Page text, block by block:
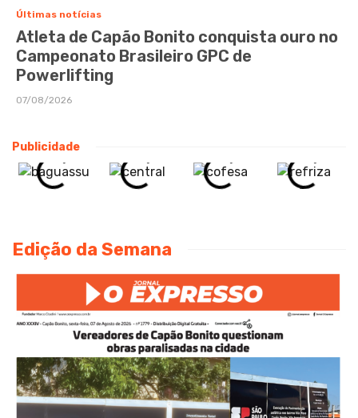
Últimas notícias
Atleta de Capão Bonito conquista ouro no
Campeonato Brasileiro GPC de
Powerlifting
07/08/2026
Publicidade
Edição da Semana